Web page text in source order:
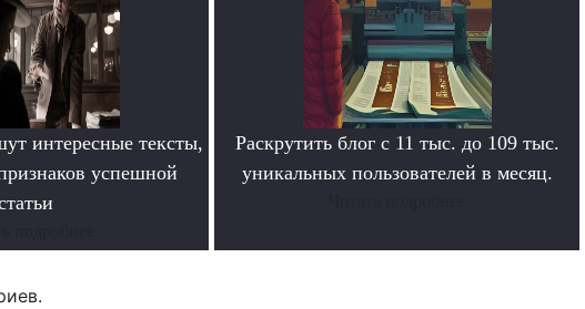
интересные тексты,
успешной
Раскрутить блог с 11 тыс. до 109 тыс.
уникальных пользователей в месяц.